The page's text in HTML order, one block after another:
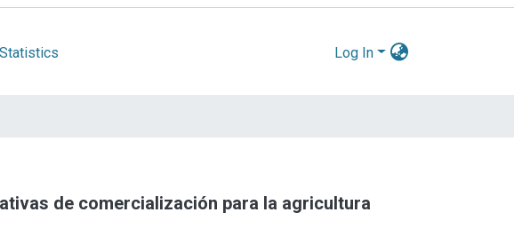
Statistics Log In
de comercialización para la agricultura